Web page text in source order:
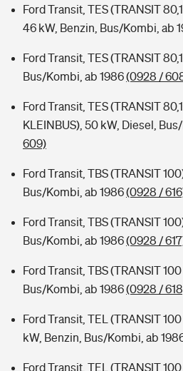
Ford Transit, TES (TRANSIT
46 kW, Benzin, Bus/Kombi, ab
Ford Transit, TES (TRANSIT
Bus/Kombi, ab 1986(0928 /
Ford Transit, TES (TRANSIT
KLEINBUS), 50 kW, Diesel,
609)
Ford Transit, TBS (TRANSIT
Bus/Kombi, ab 1986(0928 /
Ford Transit, TBS (TRANSIT
Bus/Kombi, ab 1986(0928 /
Ford Transit, TBS (TRANSIT
Bus/Kombi, ab 1986(0928 /
Ford Transit, TEL (TRANSIT
kW, Benzin, Bus/Kombi, ab
Ford Transit, TEL (TRANSIT